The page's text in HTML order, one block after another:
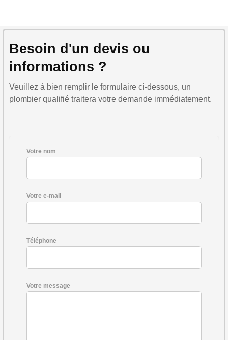
Besoin d'un devis ou
informations ?
Veuillez à bien remplir le formulaire ci-dessous, un
plombier qualifié traitera votre demande immédiatement.
Votre nom
Votre e-mail
Téléphone
Votre message